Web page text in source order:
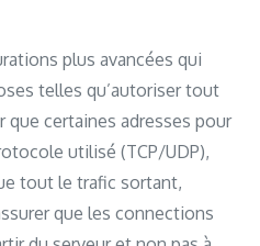
plus avancées qui
telles qu’autoriser tout
que certaines adresses pour
utilisé (TCP/UDP),
tout le trafic sortant,
que les connections